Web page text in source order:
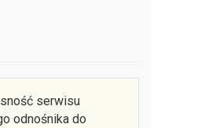
serwisu
odnośnika do